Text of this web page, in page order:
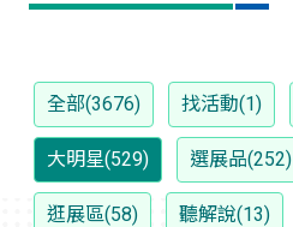
全部(3676) 找活動(1)
大明星(529) 選展品(252)
逛展區(58) 聽解說(13)